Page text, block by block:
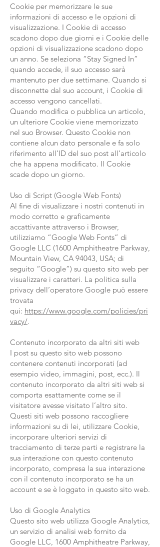
Cookie per memorizzare le sue
informazioni di accesso e le opzioni di
visualizzazione. I Cookie di accesso
scadono dopo due giorni e i Cookie delle
opzioni di visualizzazione scadono dopo
un anno. Se seleziona “Stay Signed In”
quando accede, il suo accesso sarà
mantenuto per due settimane. Quando si
disconnette dal suo account, i Cookie di
accesso vengono cancellati.
Quando modifica o pubblica un articolo,
un ulteriore Cookie viene memorizzato
nel suo Browser. Questo Cookie non
contiene alcun dato personale e fa solo
riferimento all’ID del suo post all’articolo
che ha appena modificato. Il Cookie
scade dopo un giorno.
Uso di Script (Google Web Fonts)
Al fine di visualizzare i nostri contenuti in
modo corretto e graficamente
accattivante attraverso i Browser,
utilizziamo “Google Web Fonts” di
Google LLC (1600 Amphitheatre Parkway,
Mountain View, CA 94043, USA; di
seguito “Google”) su questo sito web per
visualizzare i caratteri. La politica sulla
privacy dell’operatore Google può essere
trovata
qui: https://www.google.com/policies/pri
vacy/.
Contenuto incorporato da altri siti web
I post su questo sito web possono
contenere contenuti incorporati (ad
esempio video, immagini, post, ecc.). Il
contenuto incorporato da altri siti web si
comporta esattamente come se il
visitatore avesse visitato l’altro sito.
Questi siti web possono raccogliere
informazioni su di lei, utilizzare Cookie,
incorporare ulteriori servizi di
tracciamento di terze parti e registrare la
sua interazione con questo contenuto
incorporato, compresa la sua interazione
con il contenuto incorporato se ha un
account e se è loggato in questo sito web.
Uso di Google Analytics
Questo sito web utilizza Google Analytics,
un servizio di analisi web fornito da
Google LLC, 1600 Amphitheatre Parkway,